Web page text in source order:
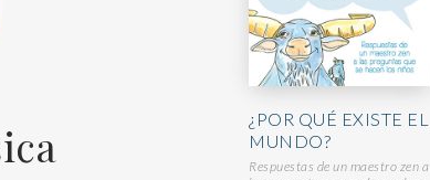
¿POR QUÉ EXISTE EL
MUNDO?
Respuestas de un maestro zen a